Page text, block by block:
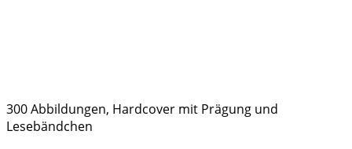
300 Abbildungen, Hardcover mit Prägung und
Lesebändchen